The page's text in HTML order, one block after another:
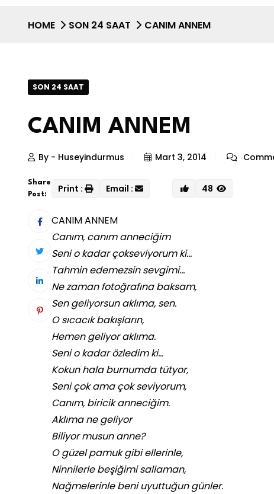
HOME SON 24 SAAT CANIM ANNEM
SON 24 SAAT
CANIM ANNEM
By - Huseyindurmus Mart 3, 2014
Share
Post:
Print : Email : 48
CANIM ANNEM
Canım, canım anneciğim
Seni o kadar çokseviyorum ki…
Tahmin edemezsin sevgimi…
Ne zaman fotoğrafına baksam,
Sen geliyorsun aklıma, sen.
O sıcacık bakışların,
Hemen geliyor aklıma.
Seni o kadar özledim ki…
Kokun hala burnumda tütyor,
Seni çok ama çok seviyorum,
Canım, biricik anneciğim.
Aklıma ne geliyor
Biliyor musun anne?
O güzel pamuk gibi ellerinle,
Ninnilerle beşiğimi sallaman,
Nağmelerinle beni uyuttuğun günler.